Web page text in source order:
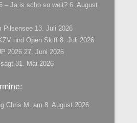
– Ja is scho so weit? 6. August
Pilsensee 13. Juli 2026
und Open Skiff 8. Juli 2026
2026 27. Juni 2026
31. Mai 2026
Chris M.
am 8. August 2026